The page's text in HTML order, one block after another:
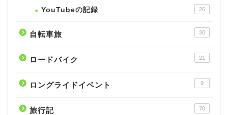
YouTubeの記録 26
自転車旅 30
ロードバイク 21
ロングライドイベント 9
旅行記 70